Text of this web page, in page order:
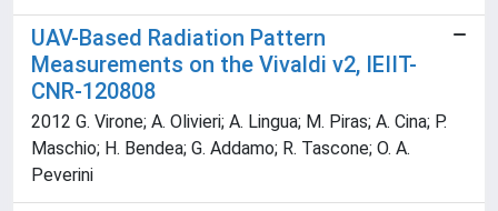
UAV-Based Radiation Pattern
Measurements on the Vivaldi v2, IEIIT-
CNR-120808
2012 G. Virone; A. Olivieri; A. Lingua; M. Piras; A. Cina; P.
Maschio; H. Bendea; G. Addamo; R. Tascone; O. A.
Peverini